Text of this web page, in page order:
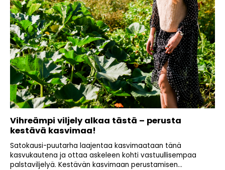
Vihreämpi viljely alkaa tästä – perusta
kestävä kasvimaa!
Satokausi-puutarha laajentaa kasvimaataan tänä
kasvukautena ja ottaa askeleen kohti vastuullisempaa
palstaviljelyä. Kestävän kasvimaan perustamisen...